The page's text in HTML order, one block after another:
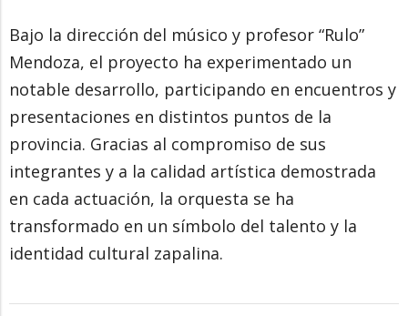
Bajo la dirección del músico y profesor “Rulo”
Mendoza, el proyecto ha experimentado un
notable desarrollo, participando en encuentros y
presentaciones en distintos puntos de la
provincia. Gracias al compromiso de sus
integrantes y a la calidad artística demostrada
en cada actuación, la orquesta se ha
transformado en un símbolo del talento y la
identidad cultural zapalina.